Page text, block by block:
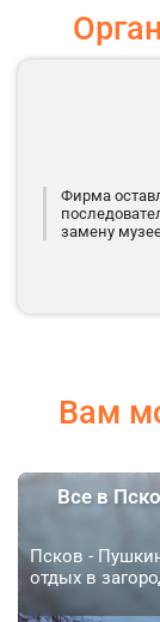
Фирма
замену
Вам
Все в
Псков -
отдых в